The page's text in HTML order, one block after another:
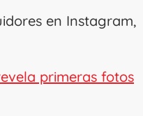
en Instagram,
primeras fotos